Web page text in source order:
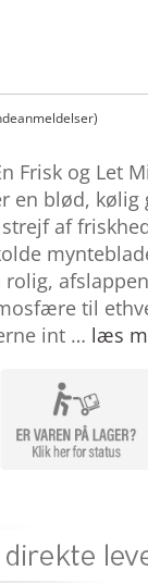
Frisk og Let
en blød, kølig
af
til
int … læs